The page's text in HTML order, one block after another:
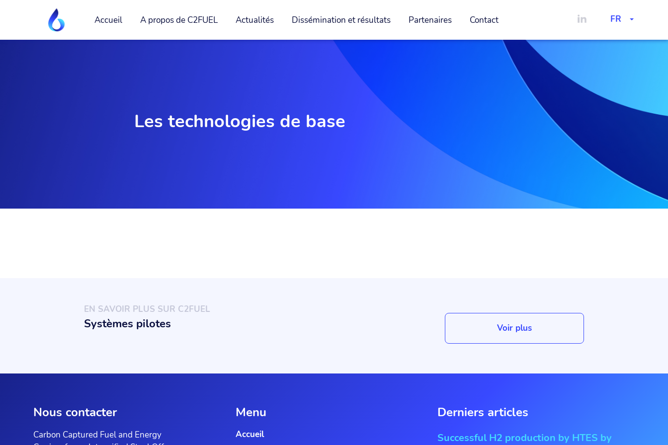
Accueil A propos de C2FUEL Actualités Dissémination et résultats Partenaires Contact FR
Les technologies de base
EN SAVOIR PLUS SUR C2FUEL
Systèmes pilotes Voir plus
Nous contacter
Carbon Captured Fuel and Energy
Menu
Accueil
Derniers articles
Successful H2 production by HTES by